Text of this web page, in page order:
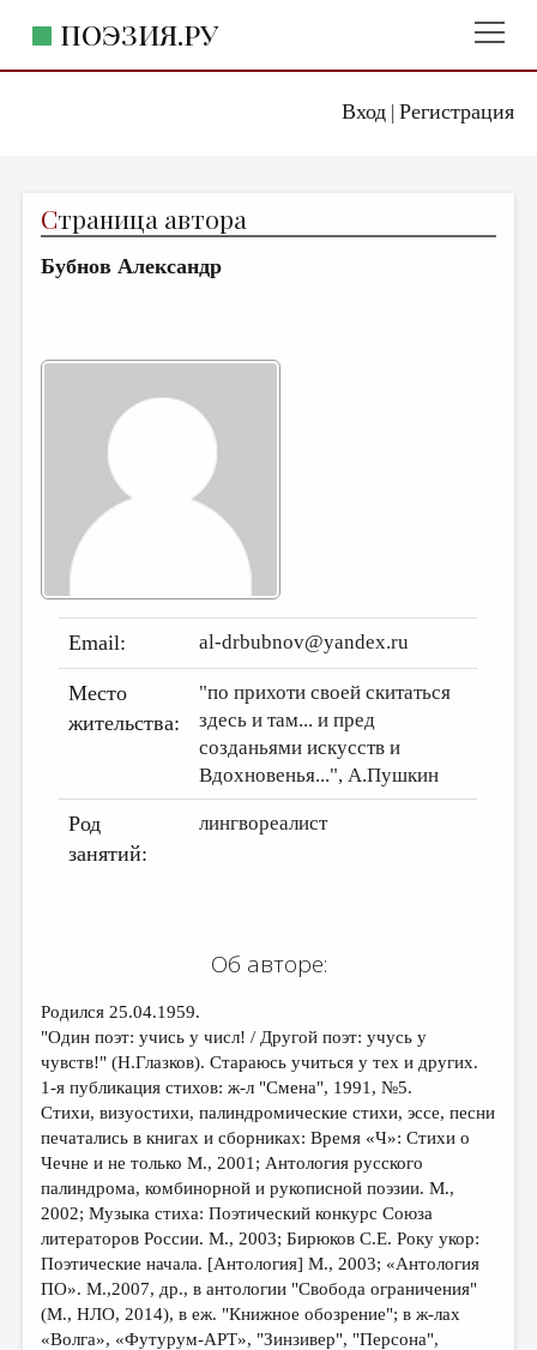
Вход| Регистрация
ПОЭЗИЯ.РУ
ЖАНРЫ
АВТОРЫ
ЛИТСАЛОН
ПРАВИЛА САЙТА
ОТДЕЛЫ И РУБРИКИ
ИЗБРАННОЕ
ДАЙДЖЕСТ
ПРОИЗВЕДЕНИЯ
ПЕРЕВОДЫ
КОНКУРСЫ
ОБЗОР ЛИТЕРАТУРЫ
СТРАНИЦЫ ПАМЯТИ
ОТ РЕДАКЦИИ
МАЛАЯ ПРОЗА
ЭССЕИСТИКА
ЛИТЕРАТУРОВЕДЕНИЕ
КУЛЬТУРОВЕДЕНИЕ
ПУБЛИЦИСТИКА
РЕЦЕНЗИРОВАНИЕ
ЦИКЛЫ ПУБЛИКАЦИЙ
Страница автора
Бубнов Александр
Email: al-drbubnov@yandex.ru
Место
жительства:
"по прихоти своей скитаться
здесь и там... и пред
созданьями искусств и
Вдохновенья...", А.Пушкин
Род
занятий:
лингвореалист
Об авторе:
Родился 25.04.1959.
"Один поэт: учись у числ! / Другой поэт: учусь у
чувств!" (Н.Глазков). Стараюсь учиться у тех и других.
1-я публикация стихов: ж-л "Смена", 1991, №5.
Стихи, визуостихи, палиндромические стихи, эссе, песни
печатались в книгах и сборниках: Время «Ч»: Стихи о
Чечне и не только М., 2001; Антология русского
палиндрома, комбинорной и рукописной поэзии. М.,
2002; Музыка стиха: Поэтический конкурс Союза
литераторов России. М., 2003; Бирюков С.Е. Року укор:
Поэтические начала. [Антология] М., 2003; «Антология
ПО». М.,2007, др., в антологии "Свобода ограничения"
(М., НЛО, 2014), в еж. "Книжное обозрение"; в ж-лах
«Волга», «Футурум-АРТ», "Зинзивер", "Персона",